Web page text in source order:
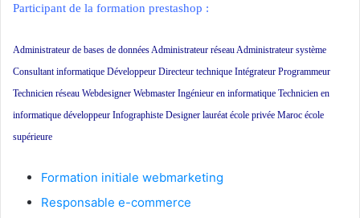
Participant de la formation prestashop :
Administrateur de bases de données Administrateur réseau Administrateur système
Consultant informatique Développeur Directeur technique Intégrateur Programmeur
Technicien réseau Webdesigner Webmaster Ingénieur en informatique Technicien en
informatique développeur Infographiste Designer lauréat école privée Maroc école
supérieure
Formation initiale webmarketing
Responsable e-commerce